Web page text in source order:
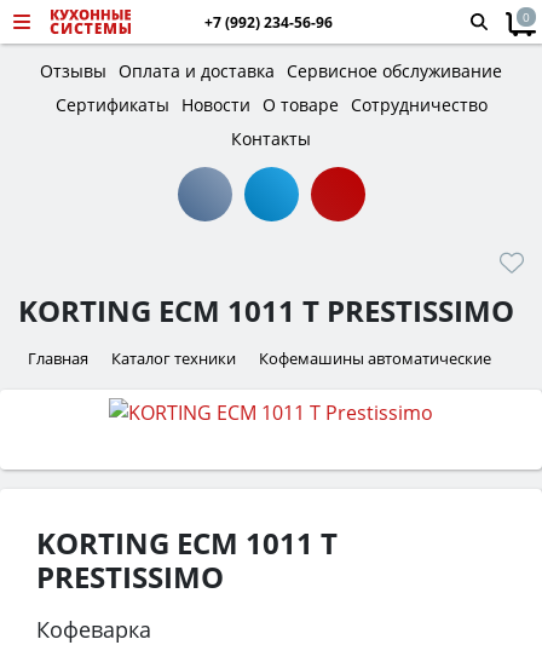
+7 (992) 234-56-96 0
Отзывы Оплата и доставка Сервисное обслуживание
Сертификаты
Новости О товаре Сотрудничество
Контакты
KORTING ECM 1011 T PRESTISSIMO
Главная Каталог техники Кофемашины автоматические
KORTING ECM 1011 T
PRESTISSIMO
Кофеварка